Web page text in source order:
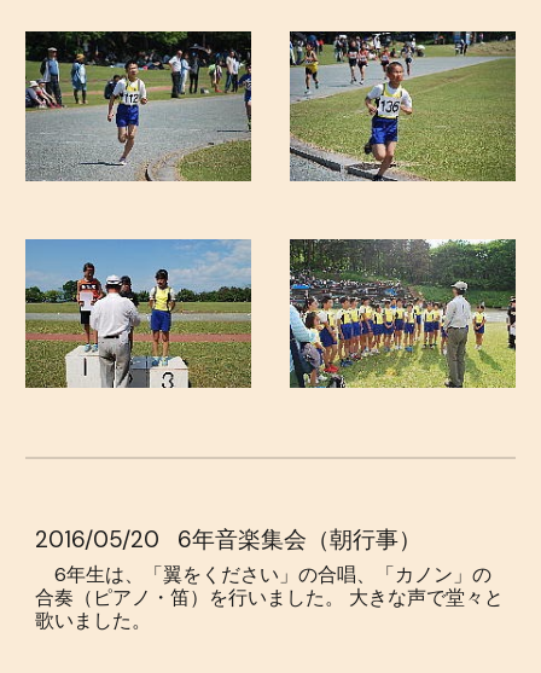
2016/05/20 6年音楽集会（朝行事）
6年生は、「翼をください」の合唱、「カノン」の
合奏（ピアノ・笛）を行いました。 大きな声で堂々と
歌いました。